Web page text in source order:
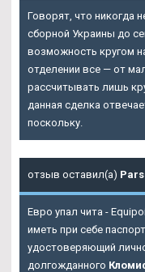
Говорят, что никогда
сборной Украины до
возможность кругом
отделении все — от
рассчитывать лишь
данная сделка
поскольку.
отзыв оставил(а)
Евро упал чита -
иметь при себе
удостоверяющий
долгожданного